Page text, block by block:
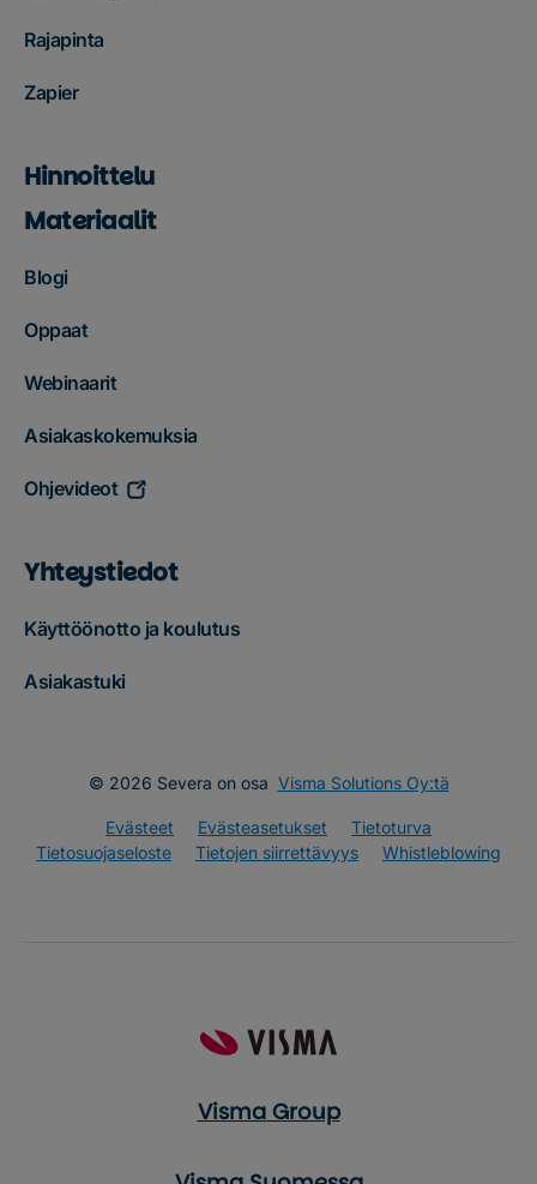
Rajapinta
Zapier
Hinnoittelu
Materiaalit
Blogi
Oppaat
Webinaarit
Asiakaskokemuksia
Ohjevideot
Yhteystiedot
Käyttöönotto ja koulutus
Asiakastuki
© 2026 Severa on osa Visma Solutions Oy:tä
Evästeet Evästeasetukset
Tietoturva
Tietosuojaseloste
Tietojen siirrettävyys Whistleblowing
Visma Group